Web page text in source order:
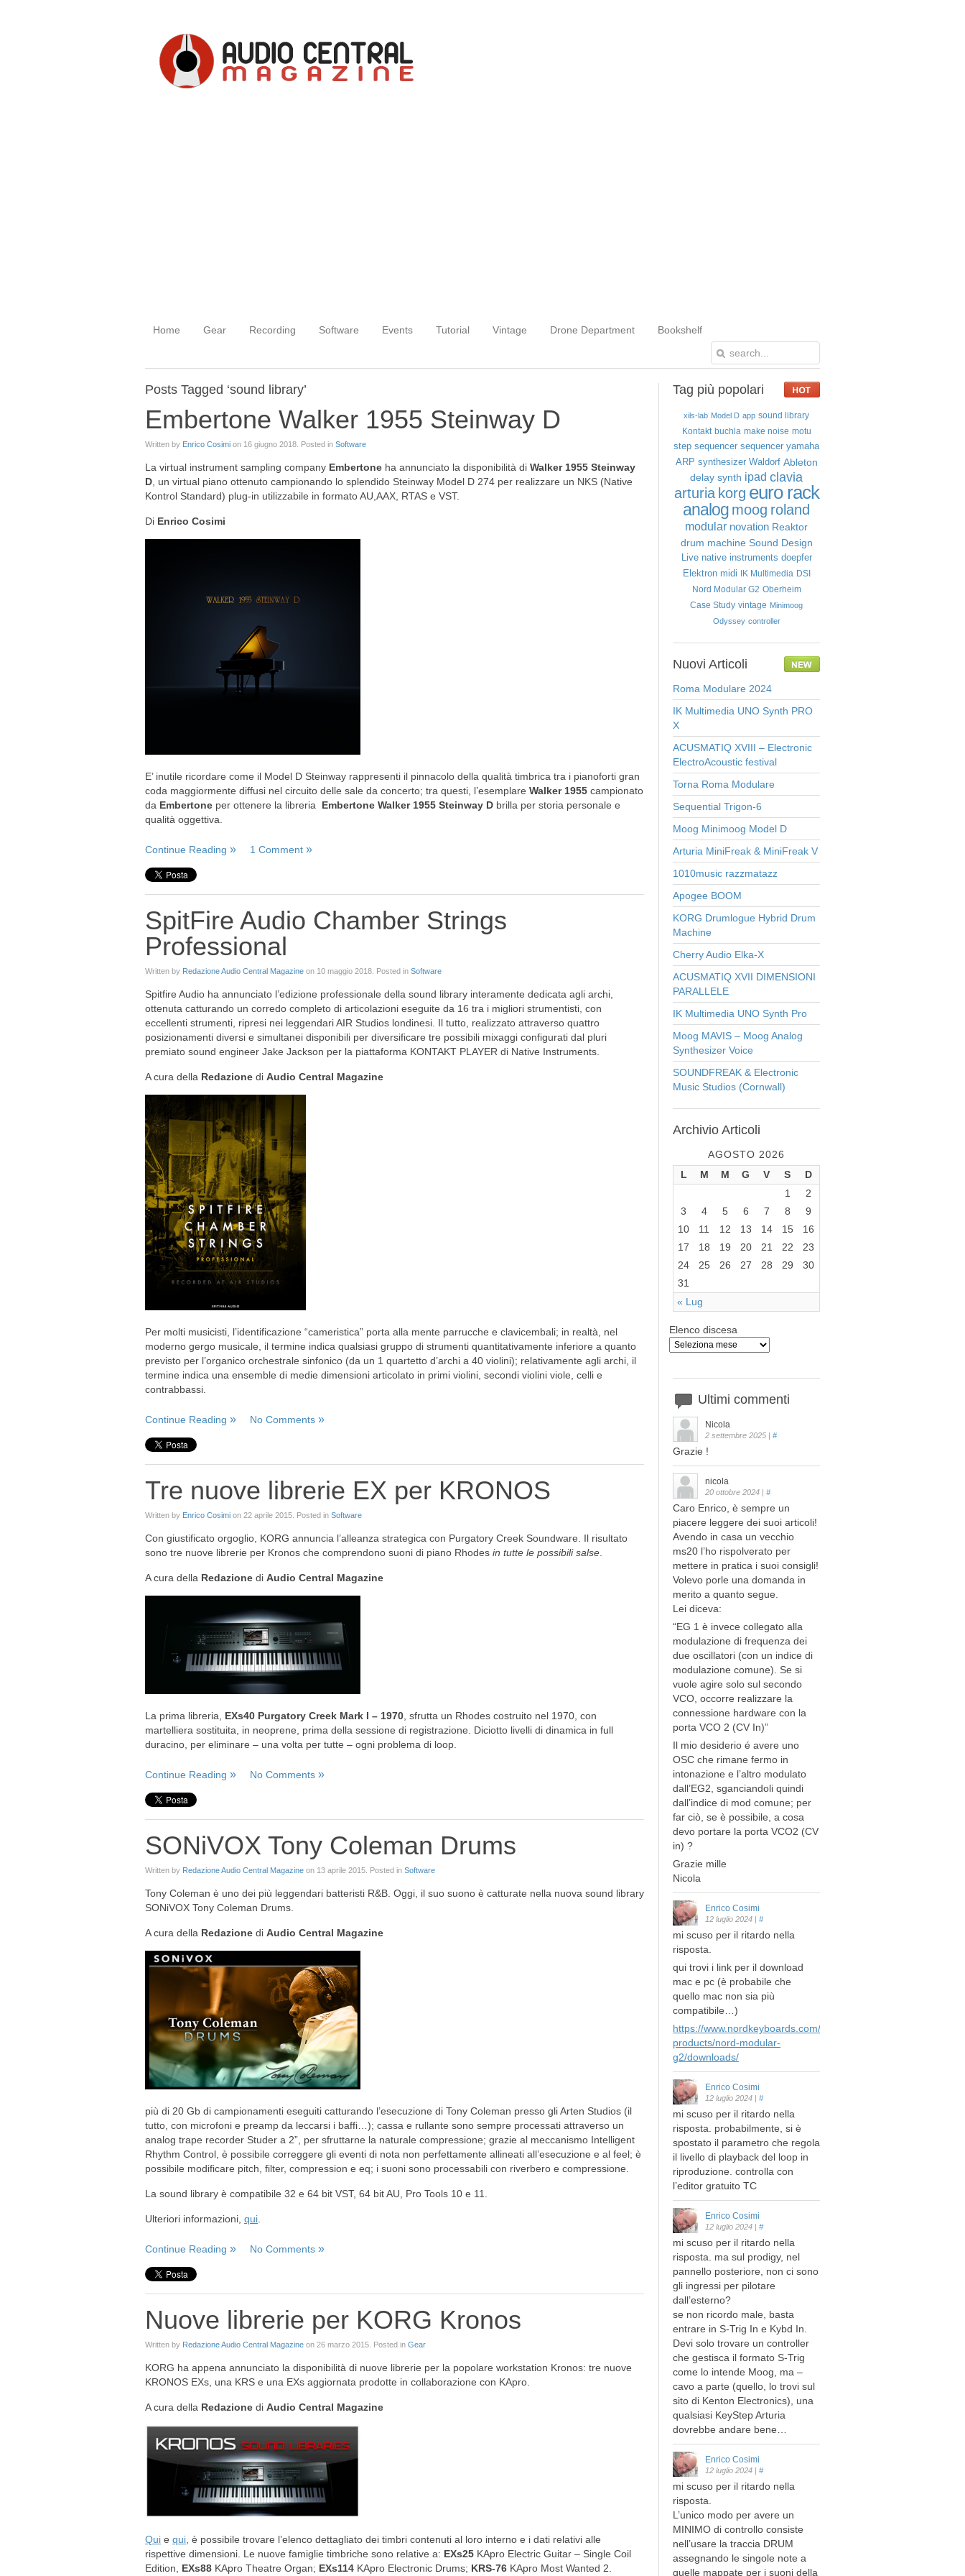
Home Gear Recording Software Events Tutorial Vintage Drone Department Bookshelf
Posts Tagged ‘sound library’
Embertone Walker 1955 Steinway D
Written by Enrico Cosimi on 16 giugno 2018 . Posted in Software
La virtual instrument sampling company Embertone ha annunciato la disponibilità di Walker 1955 Steinway
D , un virtual piano ottenuto campionando lo splendido Steinway Model D 274 per realizzare un NKS (Native
Kontrol Standard) plug-in utilizzabile in formato AU,AAX, RTAS e VST.
Di Enrico Cosimi
E’ inutile ricordare come il Model D Steinway rappresenti il pinnacolo della qualità timbrica tra i pianoforti gran
coda maggiormente diffusi nel circuito delle sale da concerto; tra questi, l’esemplare Walker 1955 campionato
da Embertone per ottenere la libreria Embertone Walker 1955 Steinway D brilla per storia personale e
qualità oggettiva.
Continue Reading 1 Comment
SpitFire Audio Chamber Strings
Professional
Written by Redazione Audio Central Magazine on 10 maggio 2018 . Posted in Software
Spitfire Audio ha annunciato l’edizione professionale della sound library interamente dedicata agli archi,
ottenuta catturando un corredo completo di articolazioni eseguite da 16 tra i migliori strumentisti, con
eccellenti strumenti, ripresi nei leggendari AIR Studios londinesi. Il tutto, realizzato attraverso quattro
posizionamenti diversi e simultanei disponibili per diversificare tre possibili mixaggi configurati dal pluri
premiato sound engineer Jake Jackson per la piattaforma KONTAKT PLAYER di Native Instruments.
A cura della Redazione di Audio Central Magazine
Per molti musicisti, l’identificazione “cameristica” porta alla mente parrucche e clavicembali; in realtà, nel
moderno gergo musicale, il termine indica qualsiasi gruppo di strumenti quantitativamente inferiore a quanto
previsto per l’organico orchestrale sinfonico (da un 1 quartetto d’archi a 40 violini); relativamente agli archi, il
termine indica una ensemble di medie dimensioni articolato in primi violini, secondi violini viole, celli e
contrabbassi.
Continue Reading No Comments
Tre nuove librerie EX per KRONOS
Written by Enrico Cosimi on 22 aprile 2015 . Posted in Software
Con giustificato orgoglio, KORG annuncia l’alleanza strategica con Purgatory Creek Soundware. Il risultato
sono tre nuove librerie per Kronos che comprendono suoni di piano Rhodes in tutte le possibili salse
A cura della Redazione di Audio Central Magazine
La prima libreria, EXs40 Purgatory Creek Mark I – 1970 , sfrutta un Rhodes costruito nel 1970, con
martelliera sostituita, in neoprene, prima della sessione di registrazione. Diciotto livelli di dinamica in full
duracino, per eliminare – una volta per tutte – ogni problema di loop.
Continue Reading No Comments
SONiVOX Tony Coleman Drums
Written by Redazione Audio Central Magazine on 13 aprile 2015 . Posted in Software
Tony Coleman è uno dei più leggendari batteristi R&B. Oggi, il suo suono è catturate nella nuova sound library
SONiVOX Tony Coleman Drums.
A cura della Redazione di Audio Central Magazine
più di 20 Gb di campionamenti eseguiti catturando l’esecuzione di Tony Coleman presso gli Arten Studios (il
tutto, con microfoni e preamp da leccarsi i baffi…); cassa e rullante sono sempre processati attraverso un
analog trape recorder Studer a 2”, per sfruttarne la naturale compressione; grazie al meccanismo Intelligent
Rhythm Control, è possibile correggere gli eventi di nota non perfettamente allineati all’esecuzione e al feel; è
possibile modificare pitch, filter, compression e eq; i suoni sono processabili con riverbero e compressione.
La sound library è compatibile 32 e 64 bit VST, 64 bit AU, Pro Tools 10 e 11.
Ulteriori informazioni, qui
Continue Reading No Comments
Nuove librerie per KORG Kronos
Written by Redazione Audio Central Magazine on 26 marzo 2015 . Posted in Gear
KORG ha appena annunciato la disponibilità di nuove librerie per la popolare workstation Kronos: tre nuove
KRONOS EXs, una KRS e una EXs aggiornata prodotte in collaborazione con KApro.
A cura della Redazione di Audio Central Magazine
Qui e qui , è possibile trovare l’elenco dettagliato dei timbri contenuti al loro interno e i dati relativi alle
rispettive dimensioni. Le nuove famiglie timbriche sono relative a: EXs25 KApro Electric Guitar – Single Coil
Edition, EXs88 KApro Theatre Organ; EXs114 KApro Electronic Drums; KRS-76 KApro Most Wanted 2.
Tag più popolari
xils-lab Model D app sound library
Kontakt buchla make noise motu
step sequencer sequencer yamaha
ARP synthesizer Waldorf Ableton
delay synth ipad clavia
arturia korg euro rack
analog moog roland
modular novation Reaktor
drum machine Sound Design
Live native instruments doepfer
Elektron midi IK Multimedia DSI
Nord Modular G2 Oberheim
Case Study vintage Minimoog
Odyssey controller
Nuovi Articoli
Roma Modulare 2024
IK Multimedia UNO Synth PRO
X
ACUSMATIQ XVIII – Electronic
ElectroAcoustic festival
Torna Roma Modulare
Sequential Trigon-6
Moog Minimoog Model D
Arturia MiniFreak & MiniFreak V
1010music razzmatazz
Apogee BOOM
KORG Drumlogue Hybrid Drum
Machine
Cherry Audio Elka-X
ACUSMATIQ XVII DIMENSIONI
PARALLELE
IK Multimedia UNO Synth Pro
Moog MAVIS – Moog Analog
Synthesizer Voice
SOUNDFREAK & Electronic
Music Studios (Cornwall)
Archivio Articoli
AGOSTO 2026
L
M M G V S D
« Lug
1
2
3
4 5 6 7 8
9
10
11 12 13 14 15
16
17
18 19 20 21 22
23
24
25 26 27 28 29
30
31
Elenco discesa
Ultimi commenti
Nicola
2 settembre 2025 | #
Grazie !
nicola
20 ottobre 2024 | #
Caro Enrico, è sempre un
piacere leggere dei suoi articoli!
Avendo in casa un vecchio
ms20 l’ho rispolverato per
mettere in pratica i suoi consigli!
Volevo porle una domanda in
merito a quanto segue.
Lei diceva:
“EG 1 è invece collegato alla
modulazione di frequenza dei
due oscillatori (con un indice di
modulazione comune). Se si
vuole agire solo sul secondo
VCO, occorre realizzare la
connessione hardware con la
porta VCO 2 (CV In)”
Il mio desiderio é avere uno
OSC che rimane fermo in
intonazione e l’altro modulato
dall’EG2, sganciandoli quindi
dall’indice di mod comune; per
far ciò, se è possibile, a cosa
devo portare la porta VCO2 (CV
in) ?
Grazie mille
Nicola
Enrico Cosimi
12 luglio 2024 | #
mi scuso per il ritardo nella
risposta.
qui trovi i link per il download
mac e pc (è probabile che
quello mac non sia più
compatibile…)
https://www.nordkeyboards.com/legacy-
products/nord-modular-
g2/downloads/
Enrico Cosimi
12 luglio 2024 | #
mi scuso per il ritardo nella
risposta. probabilmente, si è
spostato il parametro che regola
il livello di playback del loop in
riproduzione. controlla con
l’editor gratuito TC
Enrico Cosimi
12 luglio 2024 | #
mi scuso per il ritardo nella
risposta. ma sul prodigy, nel
pannello posteriore, non ci sono
gli ingressi per pilotare
dall’esterno?
se non ricordo male, basta
entrare in S-Trig In e Kybd In.
Devi solo trovare un controller
che gestisca il formato S-Trig
come lo intende Moog, ma –
cavo a parte (quello, lo trovi sul
sito di Kenton Electronics), una
qualsiasi KeyStep Arturia
dovrebbe andare bene…
Enrico Cosimi
12 luglio 2024 | #
mi scuso per il ritardo nella
risposta.
L’unico modo per avere un
MINIMO di controllo consiste
nell’usare la traccia DRUM
assegnando le singole note a
quelle mappate per i suoni della